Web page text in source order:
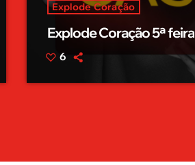
Explode Coração
Explode Coração 5ª feira
6